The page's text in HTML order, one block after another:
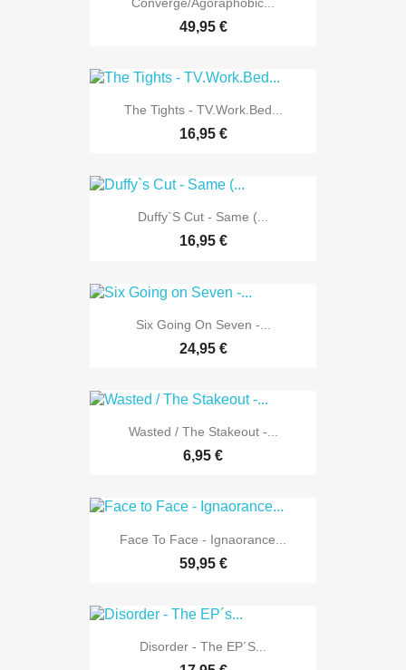
49,95 €
The Tights - TV.Work.Bed...
16,95 €
Duffy`s Cut - Same (...
16,95 €
Six Going On Seven -...
24,95 €
Wasted / The Stakeout -...
6,95 €
Face To Face - Ignaorance...
59,95 €
Disorder - The EP´s...